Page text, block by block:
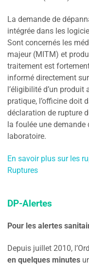
La demande de
intégrée dans les
Sont concernés les
majeur (MITM) et
traitement est
informé directement
l’éligibilité d’un produit
pratique, l’officine doit
déclaration de rupture
la foulée une demande
laboratoire.
En savoir plus sur les
Ruptures
DP-Alertes
Pour les alertes
Depuis juillet 2010,
en quelques minutes